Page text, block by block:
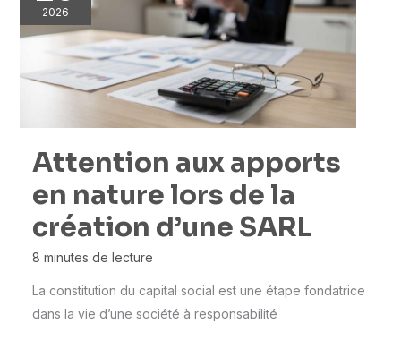
2026
Attention aux apports
en nature lors de la
création d’une SARL
8 minutes de lecture
La constitution du capital social est une étape fondatrice
dans la vie d’une société à responsabilité